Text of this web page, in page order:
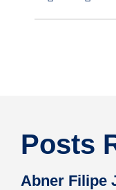
Posts
Abner Filipe